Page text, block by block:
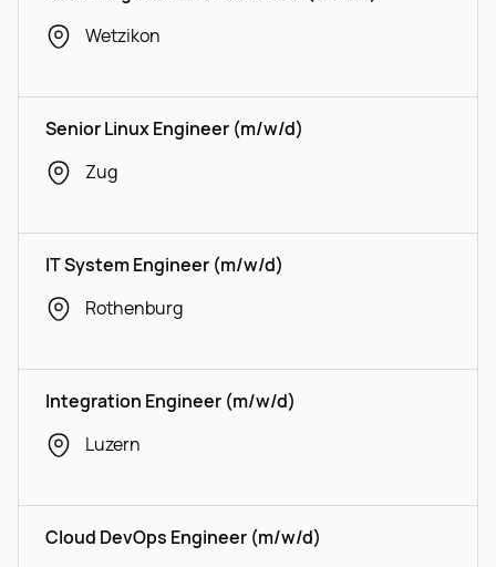
Wetzikon
Senior Linux Engineer (m/w/d)
Zug
IT System Engineer (m/w/d)
Rothenburg
Integration Engineer (m/w/d)
Luzern
Cloud DevOps Engineer (m/w/d)